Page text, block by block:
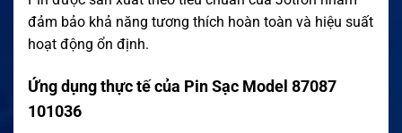
đảm bảo khả năng tương thích hoàn toàn và hiệu suất
hoạt động ổn định.
Ứng dụng thực tế của Pin Sạc Model 87087
101036